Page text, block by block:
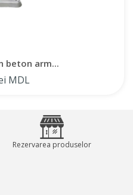
în cimitire, garantând
beton arm...
MDL
Rezervarea produselor